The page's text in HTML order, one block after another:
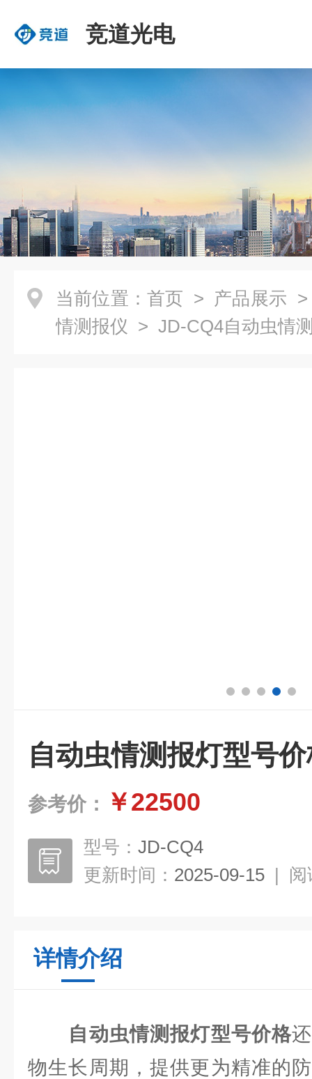
竞道光电
当前位置： 首页 > 产品展示
情测报仪 > JD-CQ4自动虫情
自动虫情测报灯型号
参考价： ￥22500
型号： JD-CQ4
更新时间： 2025-09-15 | 阅
详情介绍
自动虫情测报灯型号价格
物生长周期，提供更为精准的